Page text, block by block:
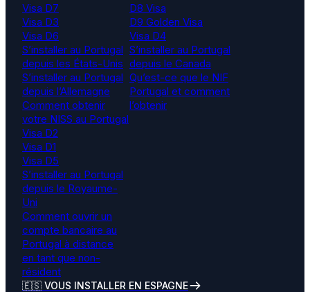
Visa D7
Visa D3
Visa D6
S’installer au Portugal
depuis les États-Unis
S’installer au Portugal
depuis l’Allemagne
Comment obtenir
votre NISS au Portugal
D8 Visa
D9 Golden Visa
Visa D4
S’installer au Portugal
depuis le Canada
Qu’est-ce que le NIF
Portugal et comment
l’obtenir
Visa D2
Visa D1
Visa D5
S’installer au Portugal
depuis le Royaume-
Uni
Comment ouvrir un
compte bancaire au
Portugal à distance
en tant que non-
résident
🇪🇸 VOUS INSTALLER EN ESPAGNE